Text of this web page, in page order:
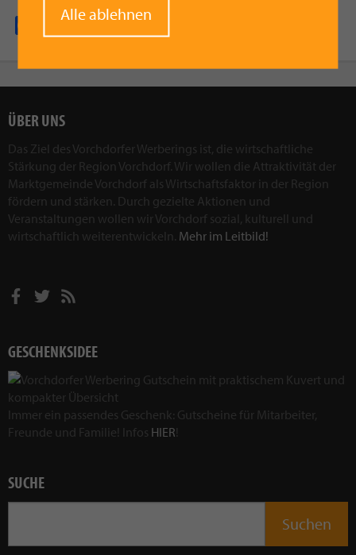
Facebook
Pinterest
X WhatsApp
Email
ÜBER UNS
Das Ziel des Vorchdorfer Werberings ist, die wirtschaftliche
Stärkung der Region Vorchdorf. Wir wollen die Attraktivität der
Marktgemeinde Vorchdorf als Wirtschaftsfaktor in der Region
fördern und stärken. Durch gezielte Aktionen und
Veranstaltungen wollen wir Vorchdorf sozial, kulturell und
wirtschaftlich weiterentwickeln. Mehr im Leitbild!
GESCHENKSIDEE
Immer ein passendes Geschenk: Gutscheine für Mitarbeiter,
Freunde und Familie! Infos HIER!
SUCHE
Alle ablehnen